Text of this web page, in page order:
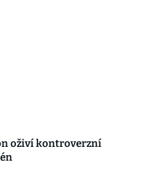
oživí kontroverzní